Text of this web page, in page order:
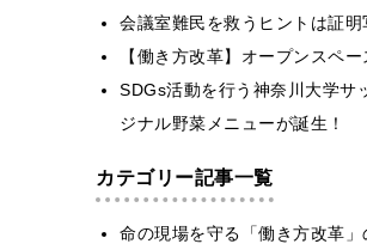
会議室難民を救うヒントは証
【働き方改革】オープンスペ
SDGs活動を行う神奈川大学サ
ジナル野菜メニューが誕生！
カテゴリー記事一覧
命の現場を守る「働き方改革